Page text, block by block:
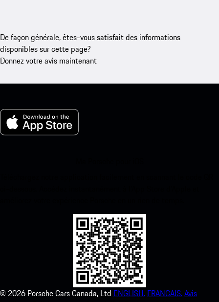
De façon générale, êtes-vous satisfait des informations
disponibles sur cette page?
Donnez votre avis maintenant
© 2026 Porsche Cars Canada, Ltd ENGLISH. FRANCAIS.Avis